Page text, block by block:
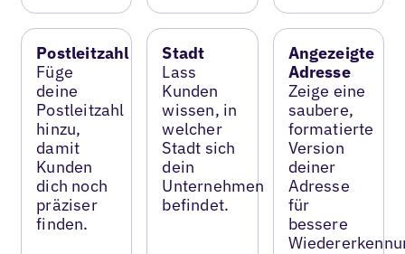
Postleitzahl
Füge
deine
Postleitzahl
hinzu,
damit
Kunden
dich noch
präziser
finden.
Stadt
Lass
Kunden
wissen, in
welcher
Stadt sich
dein
Unternehmen
befindet.
Angezeigte
Adresse
Zeige eine
saubere,
formatierte
Version
deiner
Adresse
für
bessere